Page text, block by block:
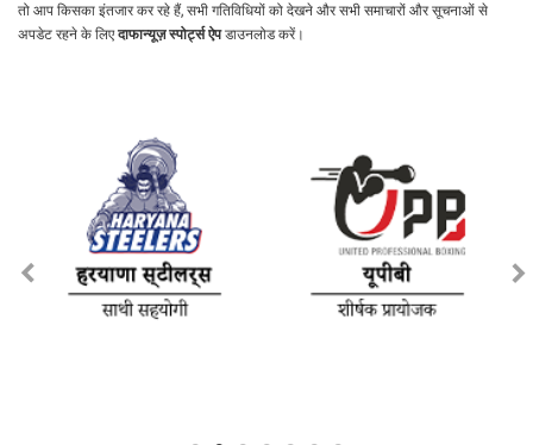
तो आप किसका इंतजार कर रहे हैं, सभी गतिविधियों को देखने और सभी समाचारों और सूचनाओं से
अपडेट रहने के लिएदाफान्यूज़ स्पोर्ट्स ऐपडाउनलोड करें।